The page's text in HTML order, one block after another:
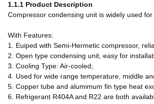
1.1.1 Product Description
Compressor condensing unit is widely used
With Features:
1. Euiped with Semi-Hermetic compressor,
2. Open type condensing unit, easy for
3. Cooling Type: Air-cooled;
4. Used for wide range temperature, middle
5. Copper tube and alumimum fin type heat
6. Refrigerant R404A and R22 are both